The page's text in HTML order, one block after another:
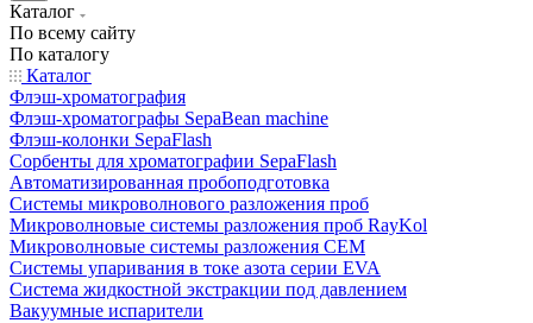
Каталог
По всему сайту
По каталогу
Каталог
Флэш-хроматография
Флэш-хроматографы SepaBean machine
Флэш-колонки SepaFlash
Сорбенты для хроматографии SepaFlash
Автоматизированная пробоподготовка
Системы микроволнового разложения проб
Микроволновые системы разложения проб RayKol
Микроволновые системы разложения CEM
Системы упаривания в токе азота серии EVA
Система жидкостной экстракции под давлением
Вакуумные испарители